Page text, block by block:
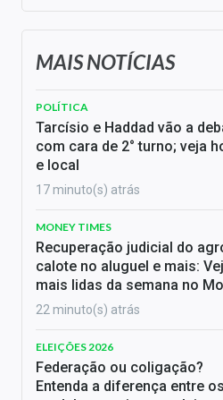
MAIS NOTÍCIAS
POLÍTICA
Tarcísio e Haddad vão a
com cara de 2° turno; veja
e local
17 minuto(s) atrás
MONEY TIMES
Recuperação judicial do
calote no aluguel e mais:
mais lidas da semana no
22 minuto(s) atrás
ELEIÇÕES 2026
Federação ou coligação?
Entenda a diferença entre